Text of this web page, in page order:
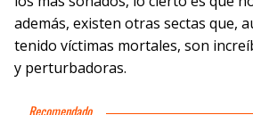
además, existen otras sectas que,
tenido víctimas mortales, son
y perturbadoras.